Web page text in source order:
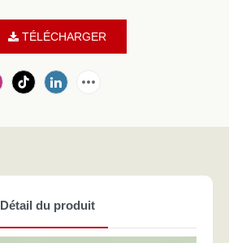
TÉLÉCHARGER
Détail du produit